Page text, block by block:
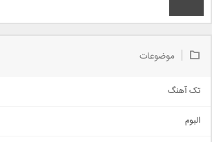
موضوعات
تک آهنگ
البوم